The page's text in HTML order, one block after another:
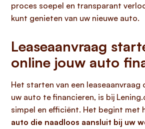
proces soepel en transparant
kunt genieten van uw nieuwe auto.
Leaseaanvraag
online jouw auto
Het starten van een
uw auto te financieren, is bij
simpel en efficiënt. Het begint met
auto die naadloos aansluit bij uw